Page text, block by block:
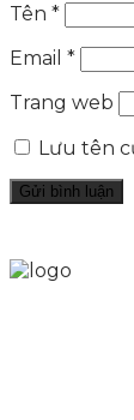
Tên *
Email *
Trang web
Lưu tên